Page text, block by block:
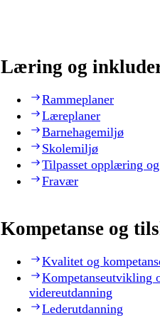
Læring og
Rammeplaner
Læreplaner
Barnehagemiljø
Skolemiljø
Tilpasset opplæring
Fravær
Kompetanse og
Kvalitet og
Kompetanseutvikling
videreutdanning
Lederutdanning